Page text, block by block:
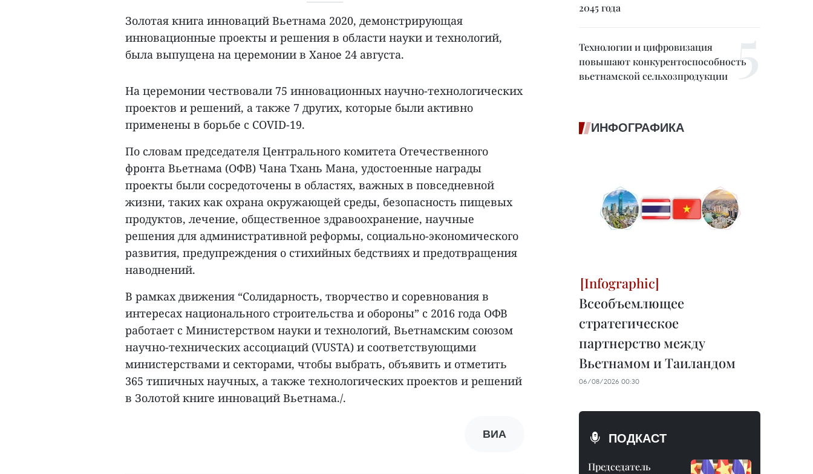
Золотая книга инноваций Вьетнама 2020, демонстрирующая
инновационные проекты и решения в области науки и технологий,
была выпущена на церемонии в Ханое 24 августа.
На церемонии чествовали 75 инновационных научно-технологических
проектов и решений, а также 7 других, которые были активно
применены в борьбе с COVID-19.
По словам председателя Центрального комитета Отечественного
фронта Вьетнама (ОФВ) Чана Тхань Мана, удостоенные награды
проекты были сосредоточены в областях, важных в повседневной
жизни, таких как охрана окружающей среды, безопасность пищевых
продуктов, лечение, общественное здравоохранение, научные
решения для административной реформы, социально-экономического
развития, предупреждения о стихийных бедствиях и предотвращения
наводнений.
В рамках движения “Солидарность, творчество и соревнования в
интересах национального строительства и обороны” с 2016 года ОФВ
работает с Министерством науки и технологий, Вьетнамским союзом
научно-технических ассоциаций (VUSTA) и соответствующими
министерствами и секторами, чтобы выбрать, объявить и отметить
365 типичных научных, а также технологических проектов и решений
в Золотой книге инноваций Вьетнама./.
ВИА
2045 года
Технологии и цифровизация
повышают конкурентоспособность
вьетнамской сельхозпродукции
ИНФОГРАФИКА
Всеобъемлющее
стратегическое
партнерство между
Вьетнамом и Таиландом
06/08/2026 00:30
ПОДКАСТ
Председатель